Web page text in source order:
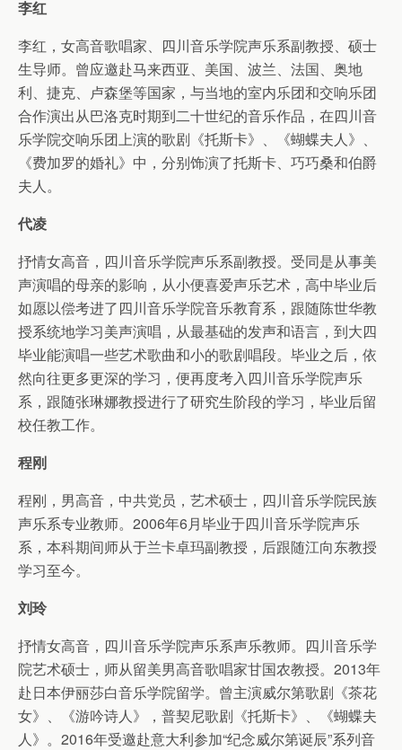
李红
李红，女高音歌唱家、四川音乐学院声乐系副教授、硕士
生导师。曾应邀赴马来西亚、美国、波兰、法国、奥地
利、捷克、卢森堡等国家，与当地的室内乐团和交响乐团
合作演出从巴洛克时期到二十世纪的音乐作品，在四川音
乐学院交响乐团上演的歌剧《托斯卡》、《蝴蝶夫人》、
《费加罗的婚礼》中，分别饰演了托斯卡、巧巧桑和伯爵
夫人。
代凌
抒情女高音，四川音乐学院声乐系副教授。受同是从事美
声演唱的母亲的影响，从小便喜爱声乐艺术，高中毕业后
如愿以偿考进了四川音乐学院音乐教育系，跟随陈世华教
授系统地学习美声演唱，从最基础的发声和语言，到大四
毕业能演唱一些艺术歌曲和小的歌剧唱段。毕业之后，依
然向往更多更深的学习，便再度考入四川音乐学院声乐
系，跟随张琳娜教授进行了研究生阶段的学习，毕业后留
校任教工作。
程刚
程刚，男高音，中共党员，艺术硕士，四川音乐学院民族
声乐系专业教师。2006年6月毕业于四川音乐学院声乐
系，本科期间师从于兰卡卓玛副教授，后跟随江向东教授
学习至今。
刘玲
抒情女高音，四川音乐学院声乐系声乐教师。四川音乐学
院艺术硕士，师从留美男高音歌唱家甘国农教授。2013年
赴日本伊丽莎白音乐学院留学。曾主演威尔第歌剧《茶花
女》、《游吟诗人》，普契尼歌剧《托斯卡》、《蝴蝶夫
人》。2016年受邀赴意大利参加“纪念威尔第诞辰”系列音